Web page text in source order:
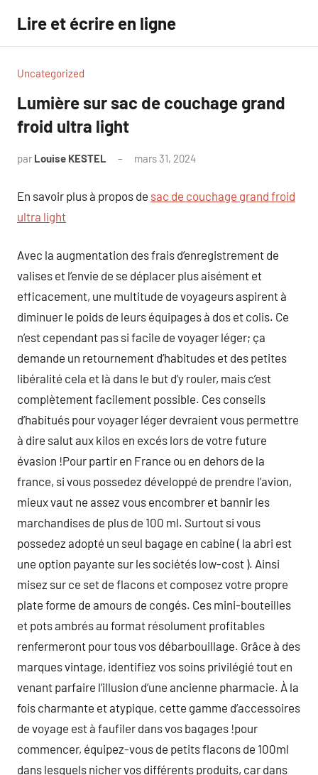
contenu
Lire et écrire en ligne
Uncategorized
Lumière sur sac de couchage grand
froid ultra light
par Louise KESTEL mars 31, 2024
En savoir plus à propos de sac de couchage grand froid
ultra light
Avec la augmentation des frais d’enregistrement de
valises et l’envie de se déplacer plus aisément et
efficacement, une multitude de voyageurs aspirent à
diminuer le poids de leurs équipages à dos et colis. Ce
n’est cependant pas si facile de voyager léger; ça
demande un retournement d’habitudes et des petites
libéralité cela et là dans le but d’y rouler, mais c’est
complètement facilement possible. Ces conseils
d’habitués pour voyager léger devraient vous permettre
à dire salut aux kilos en excés lors de votre future
évasion !Pour partir en France ou en dehors de la
france, si vous possedez développé de prendre l’avion,
mieux vaut ne assez vous encombrer et bannir les
marchandises de plus de 100 ml. Surtout si vous
possedez adopté un seul bagage en cabine ( la abri est
une option payante sur les sociétés low-cost ). Ainsi
misez sur ce set de flacons et composez votre propre
plate forme de amours de congés. Ces mini-bouteilles
et pots ambrés au format résolument profitables
renfermeront pour tous vos débarbouillage. Grâce à des
marques vintage, identifiez vos soins privilégié tout en
venant parfaire l’illusion d’une ancienne pharmacie. À la
fois charmante et atypique, cette gamme d’accessoires
de voyage est à faufiler dans vos bagages !pour
commencer, équipez-vous de petits flacons de 100ml
dans lesquels nicher vos différents produits, car dans